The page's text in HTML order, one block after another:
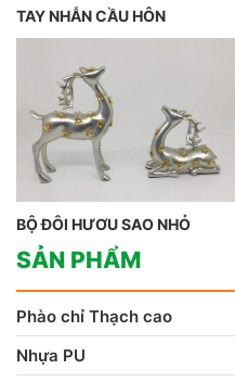
TAY NHẪN CẦU HÔN
BỘ ĐÔI HƯƠU SAO NHỎ
SẢN PHẨM
Phào chỉ Thạch cao
Nhựa PU